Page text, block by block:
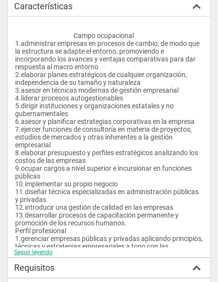
Características
					Campo ocupacional
1.administrar empresas en procesos de cambio, de modo que
la estructura se adapte el entorno, promoviendo e
incorporando los avances y ventajas comparativas para dar
respuesta al macro entorno
2.elaborar planes estratégicos de cualquier organización,
independencia de su tamaño y naturaleza
3.asesor en técnicas modernas de gestión empresarial
4.liderar procesos autogestionables
5.dirigir instituciones y organizaciones estatales y no
gubernamentales
6.asesor y planificar estrategias corporativas en la empresa
7.ejercer funciones de consultoría en materia de proyectos,
estudios de mercados y otras inherentes a la gestión
empresarial
8.elaborar presupuesto y perfiles estratégicos analizando los
costos de las empresas
9.ocupar cargos a nivel superior e incursionar en funciones
públicas
10.implementar su propio negocio
11.diseñar técnica especializadas en administración públicas
y privadas
12.introducir una gestión de calidad en las empresas
13.desarrollar procesos de capacitación permanente y
promoción de los recursos humanos.
Perfil profesional
1.gerenciar empresas públicas y privadas aplicando principios,
técnicas y estrategias empresariales a tono con las
circunstancias cambiantes del mundo de los negocios
capacidad productiva de la organización
3.elaborar, ejecutar, dirigir y evaluar proyectos de inversión
Seguir leyendo
Requisitos